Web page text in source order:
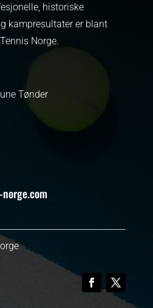
historiske
kampresultater er blant
Norge.
Tønder